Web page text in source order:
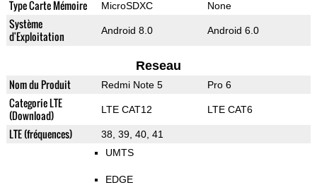
Type Carte Mémoire MicroSDXC None
Système
d'Exploitation
Android 8.0 Android 6.0
Reseau
Nom du Produit Redmi Note 5 Pro 6
Categorie LTE
(Download)
LTE CAT12 LTE CAT6
LTE (fréquences) 38, 39, 40, 41
UMTS
EDGE